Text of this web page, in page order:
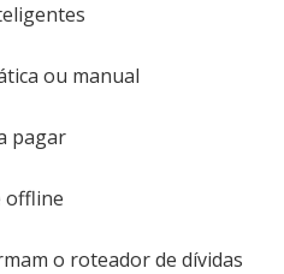
ou manual
pagar
offline
o roteador de dívidas